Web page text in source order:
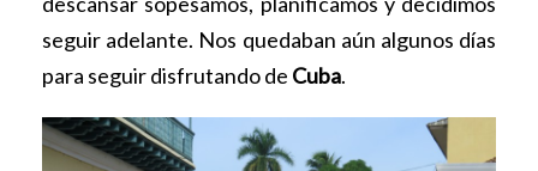
seguir adelante. Nos quedaban aún algunos días
para seguir disfrutando de Cuba.